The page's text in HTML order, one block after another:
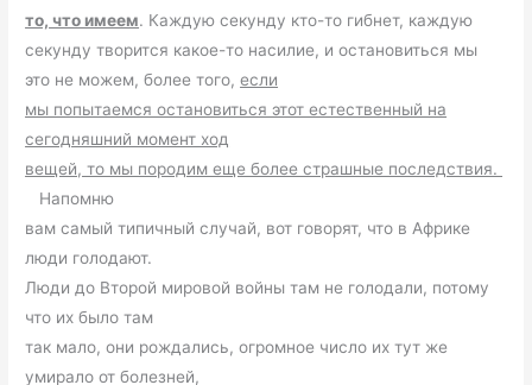
то, что имеем. Каждую секунду кто-то гибнет, каждую
секунду творится какое-то насилие, и остановиться мы
это не можем, более того,если
мы попытаемся остановиться этот естественный на
сегодняшний момент ход
вещей, то мы породим еще более страшные последствия.
Напомню
вам самый типичный случай, вот говорят, что в Африке
люди голодают.
Люди до Второй мировой войны там не голодали, потому
что их было там
так мало, они рождались, огромное число их тут же
умирало от болезней,